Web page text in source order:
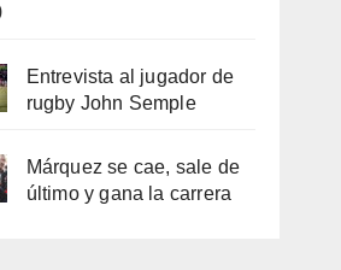
Entrevista al jugador de
rugby John Semple
Márquez se cae, sale de
último y gana la carrera